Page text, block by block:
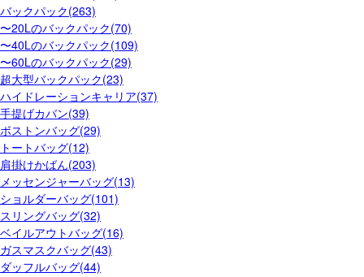
バックパック(263)
〜20Lのバックパック(70)
〜40Lのバックパック(109)
〜60Lのバックパック(29)
超大型バックパック(23)
ハイドレーションキャリア(37)
手提げカバン(39)
ボストンバッグ(29)
トートバッグ(12)
肩掛けかばん(203)
メッセンジャーバッグ(13)
ショルダーバッグ(101)
スリングバッグ(32)
ベイルアウトバッグ(16)
ガスマスクバッグ(43)
ダッフルバッグ(44)